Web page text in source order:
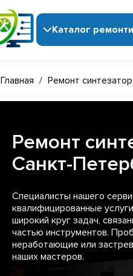
Каталог
Главная / Ремонт
Ремонт
Санкт-
Специалисты нашего
квалифицированные
широкий круг задач,
частью инструментов.
неработающие или
наших мастеров.